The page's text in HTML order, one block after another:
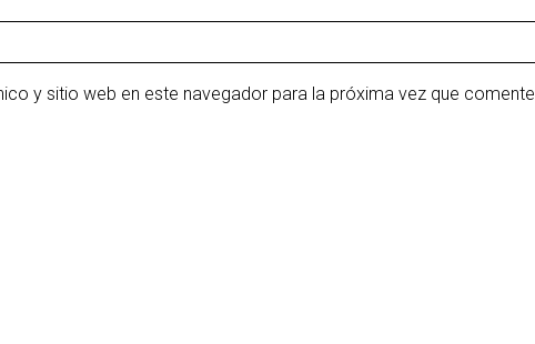
y sitio web en este navegador para la próxima vez que comente